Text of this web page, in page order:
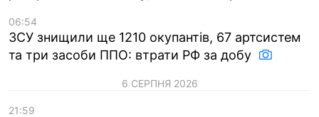
06:54
ЗСУ знищили ще 1210 окупантів, 67 артсистем
та три засоби ППО: втрати РФ за добу
6 СЕРПНЯ 2026
21:59